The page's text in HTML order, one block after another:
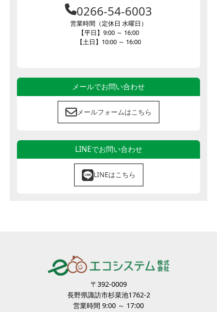
0266-54-6003
営業時間（定休日 水曜日）
【平日】9:00 ～ 16:00
【土日】10:00 ～ 16:00
メールでお問い合わせ
メールフォームはこちら
LINEでお問い合わせ
LINEはこちら
〒392-0009
長野県諏訪市杉菜池1762-2
営業時間 9:00 ～ 17:00